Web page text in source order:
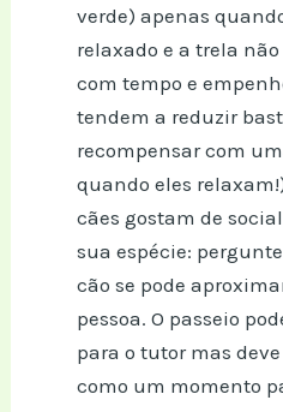
verde) apenas
relaxado e a trela
com tempo e
tendem a reduzir
recompensar com
quando eles
cães gostam de
sua espécie:
cão se pode
pessoa. O passeio
para o tutor mas
como um momento